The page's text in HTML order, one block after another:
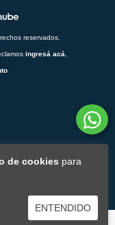
de cookies para
ENTENDIDO
reservados.
ingresá acá.